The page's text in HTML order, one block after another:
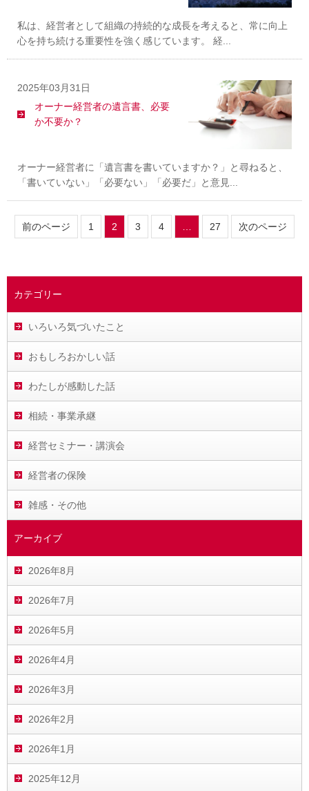
カテゴリー
いろいろ気づいたこと
おもしろおかしい話
わたしが感動した話
相続・事業承継
経営セミナー・講演会
経営者の保険
雑感・その他
アーカイブ
2026年8月
2026年7月
2026年5月
2026年4月
2026年3月
2026年2月
2026年1月
2025年12月
私は、経営者として組織の持続的な成長を考えると、常に向上
心を持ち続ける重要性を強く感じています。 経...
2025年03月31日
オーナー経営者の遺言書、必要
か不要か？
オーナー経営者に「遺言書を書いていますか？」と尋ねると、
「書いていない」「必要ない」「必要だ」と意見...
前のページ 1 2 3 4 … 27 次のページ